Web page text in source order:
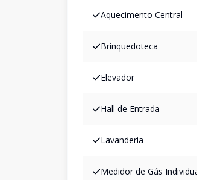
Aquecimento Central
Brinquedoteca
Elevador
Hall de Entrada
Lavanderia
Medidor de Gás